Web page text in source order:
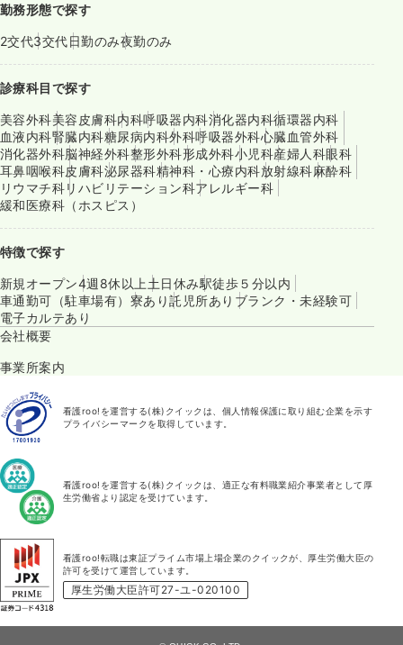
勤務形態で探す
2交代3交代日勤のみ夜勤のみ
診療科目で探す
美容外科美容皮膚科内科呼吸器内科消化器内科循環器内科
血液内科腎臓内科糖尿病内科外科呼吸器外科心臓血管外科
消化器外科脳神経外科整形外科形成外科小児科産婦人科眼科
耳鼻咽喉科皮膚科泌尿器科精神科・心療内科放射線科麻酔科
リウマチ科リハビリテーション科アレルギー科
緩和医療科（ホスピス）
特徴で探す
新規オープン4週8休以上 土日休み駅徒歩５分以内
車通勤可（駐車場有） 寮あり託児所あり ブランク・未経験可
電子カルテあり
会社概要
事業所案内
看護roo!を運営する(株)クイックは、個人情報保護に取り組む企業を示す
プライバシーマークを取得しています。
看護roo!を運営する(株)クイックは、適正な有料職業紹介事業者として厚
生労働省より認定を受けています。
看護roo!転職は東証プライム市場上場企業のクイックが、厚生労働大臣の
許可を受けて運営しています。
厚生労働大臣許可27-ユ-020100